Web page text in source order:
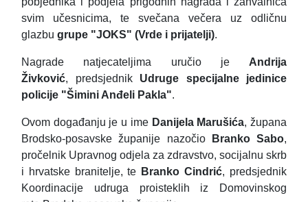
svim učesnicima, te svečana večera uz odličnu
glazbu grupe "JOKS" (Vrde i prijatelji).
Nagrade natjecateljima uručio je Andrija
Živković, predsjednik Udruge specijalne jedinice
policije "Šimini Anđeli Pakla".
Ovom događanju je u ime Danijela Marušića, župana
Brodsko-posavske županije nazočio
Branko Sabo,
pročelnik Upravnog odjela za zdravstvo, socijalnu skrb
i hrvatske branitelje, te Branko Cindrić, predsjednik
Koordinacije udruga proisteklih iz Domovinskog